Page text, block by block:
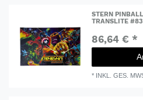
STERN
TRANSLITE
86,64 € *
* INKL. GES.